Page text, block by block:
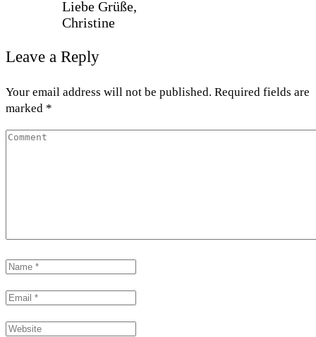
Liebe Grüße,
Christine
Leave a Reply
Your email address will not be published. Required fields are
marked *